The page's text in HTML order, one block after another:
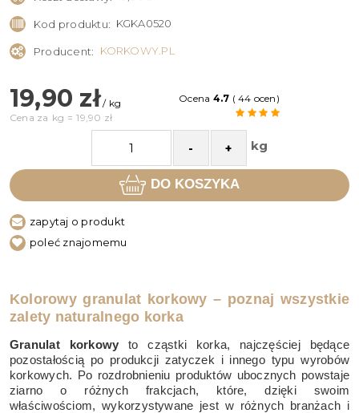
Kod produktu: KGKA0520
Producent: KORKOWY.PL
19,90 zł / kg
Cena za kg = 19,90 zł
Ocena 4.7 ( 44 ocen)
- + kg
DO KOSZYKA
zapytaj o produkt
poleć znajomemu
Kolorowy granulat korkowy – poznaj wszystkie
zalety naturalnego korka
Granulat korkowy to cząstki korka, najczęściej będące
pozostałością po produkcji zatyczek i innego typu wyrobów
korkowych. Po rozdrobnieniu produktów ubocznych powstaje
ziarno o różnych frakcjach, które, dzięki swoim
właściwościom, wykorzystywane jest w różnych branżach i